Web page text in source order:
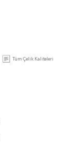
Tüm Çelik Kaliteleri